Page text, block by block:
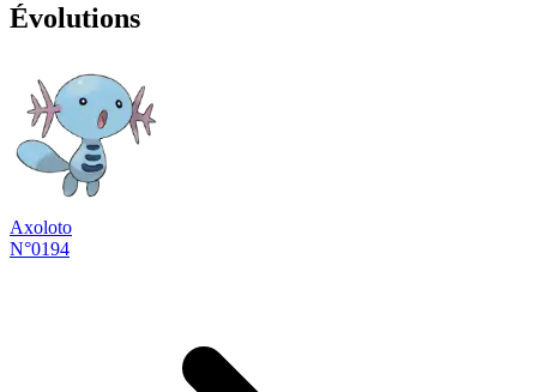
Évolutions
Axoloto
N°0194